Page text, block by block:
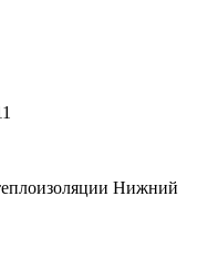
Нижний